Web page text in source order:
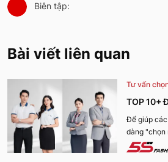
Biên tập:
Bài viết liên quan
Tư vấn
TOP 10+
PHỤC
NHẤT
Để giúp
dàng "chọn
Fashion